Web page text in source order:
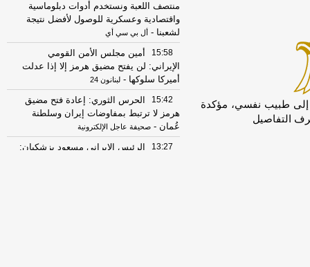
إلى طبيب نفسي، مؤكدة
التفاصيل
منتصف اللعبة ونستخدم أدوات دبلوماسية
واقتصادية وعسكرية للوصول لأفضل نتيجة
لشعبنا - أل بي سي أي
15:58
أمين مجلس الأمن القومي
الإيراني: لن يفتح مضيق هرمز إلا إذا عدلت
أميركا سلوكها - لبنانون 24
15:42
الحرس الثوري: إعادة فتح مضيق
هرمز لا ترتبط بمفاوضات إيران وسلطنة
عُمان - صحيفة عاجل الإلكترونية
13:27
الرئيس الإيراني مسعود بزشكيان: